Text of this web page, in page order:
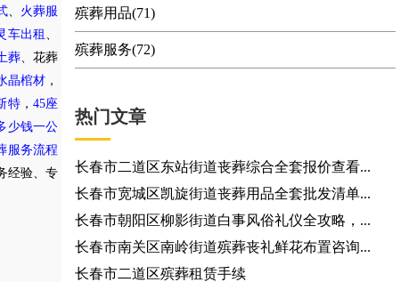
、 火葬服
车出租
葬、花葬
晶棺材 ，
特， 45座
少钱一公
服务流程
经验、专
殡葬用品(71)
殡葬服务(72)
热门文章
长春市二道区东站街道丧葬综合全套报价查看...
长春市宽城区凯旋街道丧葬用品全套批发清单...
长春市朝阳区柳影街道白事风俗礼仪全攻略，...
长春市南关区南岭街道殡葬丧礼鲜花布置咨询...
长春市二道区殡葬租赁手续